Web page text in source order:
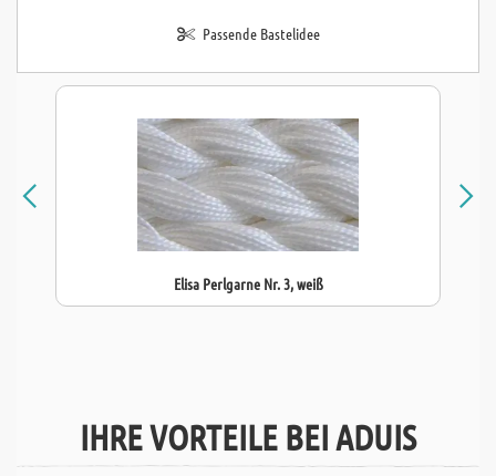
Passende Bastelidee
Elisa Perlgarne Nr. 3, weiß
IHRE VORTEILE BEI ADUIS